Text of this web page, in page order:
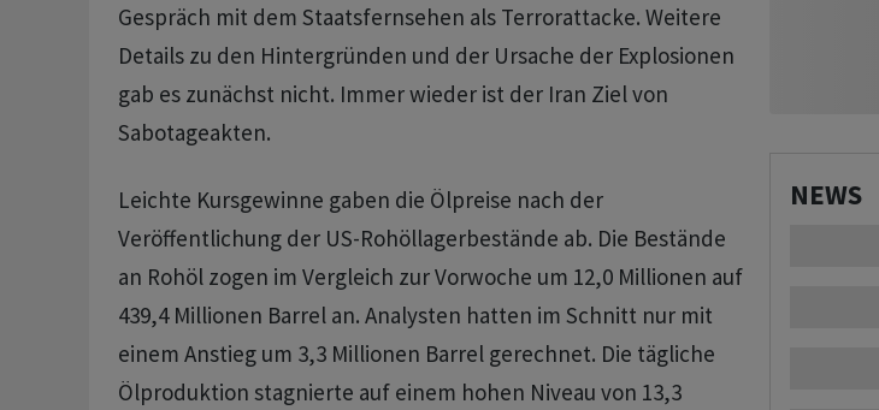
Gespräch mit dem Staatsfernsehen als Terrorattacke. Weitere
Details zu den Hintergründen und der Ursache der Explosionen
gab es zunächst nicht. Immer wieder ist der Iran Ziel von
Sabotageakten.
Leichte Kursgewinne gaben die Ölpreise nach der
Veröffentlichung der US-Rohöllagerbestände ab. Die Bestände
an Rohöl zogen im Vergleich zur Vorwoche um 12,0 Millionen auf
439,4 Millionen Barrel an. Analysten hatten im Schnitt nur mit
einem Anstieg um 3,3 Millionen Barrel gerechnet. Die tägliche
Ölproduktion stagnierte auf einem hohen Niveau von 13,3
NEWS